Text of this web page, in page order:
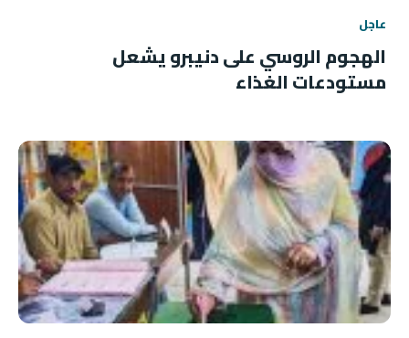
عاجل
الهجوم الروسي على دنيبرو يشعل
مستودعات الغذاء